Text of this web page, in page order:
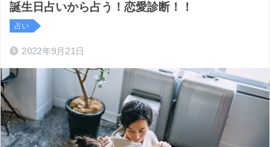
誕生日占いから占う！恋愛診断！！
占い
2022年9月21日